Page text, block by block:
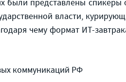
были представлены
власти,
чему формат ИТ-
коммуникаций РФ